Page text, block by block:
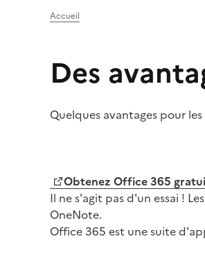
Accueil
Des
Quelques avantages pour
Obtenez Office 365
Il ne s'agit pas d'un essai !
OneNote.
Office 365 est une suite